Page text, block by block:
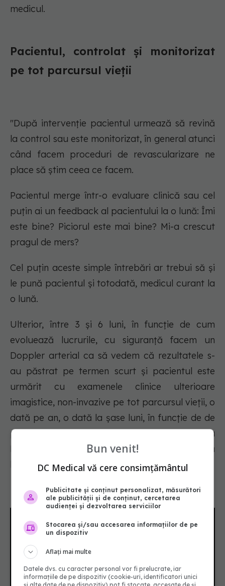
medicul.
Pacientul, controlat și monitorizat
pe tot parcursul vieții
"După intervenție pacientul urmează să revină
la control sau este monitorizat, în general atunci
când facem proceduri de revascularizare ne
place să știm ceea ce facem.
Pacientul merge într-o evaluare clinică sau cel
puțin ai un feedback al pacientului la o lună: Îmi
este bine? Piciorul este mai bine? Mi-a crescut
pragul de mers?
Cel puțin aceste simple întrebări ar trebui să și
le pună pacientul și totodată, medicul curant la
o lună.
Ulterior, între 3 și 6 luni, în funcție de cum
evoluează lucrurile, cu siguranță facem un
Doppler arterial ca să vedem că rezultatele s-
au păstrat pe termen scurt și pacientul este
urmărit cu examenele clinice ulterioare
imagistice, non-invazive pe tot parcursul vieții, o
dată pe an, o dată la șase luni, în funcție de de
patologia respectivă", a conchis Andrada
Bogdan, specialist în cardiologie intervențională
la Spitalul Clinic SANADOR.
Vezi mai multe în video:
Bun venit!
DC Medical vă cere consimțământul
Publicitate și conținut personalizat, măsurători
ale publicității și de conținut, cercetarea
audienței și dezvoltarea serviciilor
Stocarea și/sau accesarea informațiilor de pe
un dispozitiv
Aflați mai multe
Datele dvs. cu caracter personal vor fi prelucrate, iar
informațiile de pe dispozitiv (cookie-uri, identificatori unici